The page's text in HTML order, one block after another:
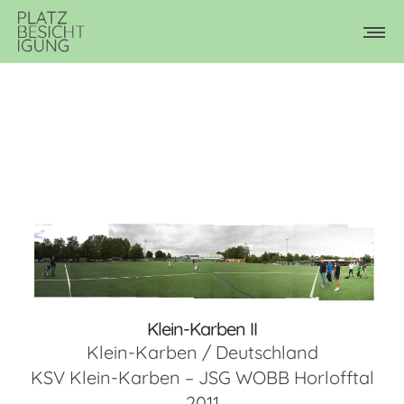
Klein-Karben II
Klein-Karben / Deutschland
KSV Klein-Karben – JSG WOBB Horlofftal